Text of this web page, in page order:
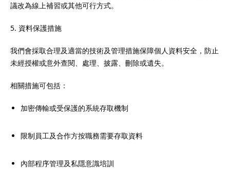
議改為線上補習或其他可行方式。
5. 資料保護措施
我們會採取合理及適當的技術及管理措施保障個人資料安全，防止
未經授權或意外查閱、處理、披露、刪除或遺失。
相關措施可包括：
加密傳輸或受保護的系統存取機制
限制員工及合作方按職務需要存取資料
內部程序管理及私隱意識培訓